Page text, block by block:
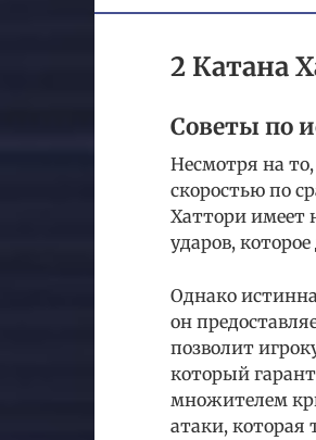
2 Катана
Советы по
Несмотря на
скоростью по
Хаттори имеет
ударов,
Однако
он
позволит
который
множителем
атаки, которая